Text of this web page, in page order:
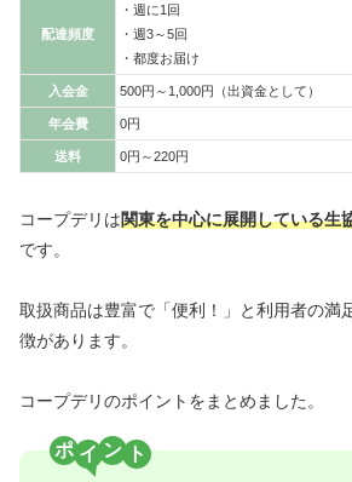
配達頻度
・週に1回
・週3～5回
・都度お届け
入会金 500円～1,000円（出資金として）
年会費 0円
送料 0円～220円
コープデリは関東を中心に展開している生
です。
取扱商品は豊富で「便利！」と利用者の満
徴があります。
コープデリのポイントをまとめました。
ポ ン